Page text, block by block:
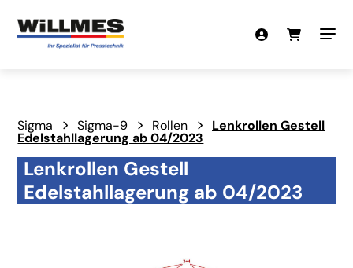
Sigma Sigma-9 Rollen Lenkrollen Gestell
Edelstahllagerung ab 04/2023
Lenkrollen Gestell
Edelstahllagerung ab 04/2023